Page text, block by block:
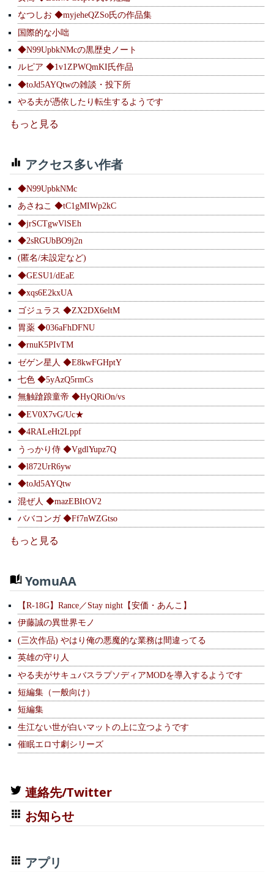
なつしお ◆myjeheQZSo氏の作品集
国際的な小咄
◆N99UpbkNMcの黒歴史ノート
ルピア ◆1v1ZPWQmKI氏作品
◆toJd5AYQtwの雑談・投下所
やる夫が憑依したり転生するようです
もっと見る
アクセス多い作者
◆N99UpbkNMc
あさねこ ◆tC1gMIWp2kC
◆jrSCTgwVlSEh
◆2sRGUbBO9j2n
(匿名/未設定など)
◆GESU1/dEaE
◆xqs6E2kxUA
ゴジュラス ◆ZX2DX6eltM
胃薬 ◆036aFhDFNU
◆rnuK5PIvTM
ゼゲン星人 ◆E8kwFGHptY
七色 ◆5yAzQ5rmCs
無触蹌踉童帝 ◆HyQRiOn/vs
◆EV0X7vG/Uc★
◆4RALeHt2Lppf
うっかり侍 ◆VgdlYupz7Q
◆l872UrR6yw
◆toJd5AYQtw
混ぜ人 ◆mazEBItOV2
ババコンガ ◆Ff7nWZGtso
もっと見る
YomuAA
【R-18G】Rance／Stay night【安価・あんこ】
伊藤誠の異世界モノ
(三次作品) やはり俺の悪魔的な業務は間違ってる
英雄の守り人
やる夫がサキュバスラプソディアMODを導入するようです
短編集（一般向け）
短編集
生江ない世が白いマットの上に立つようです
催眠エロ寸劇シリーズ
連絡先/Twitter
お知らせ
アプリ